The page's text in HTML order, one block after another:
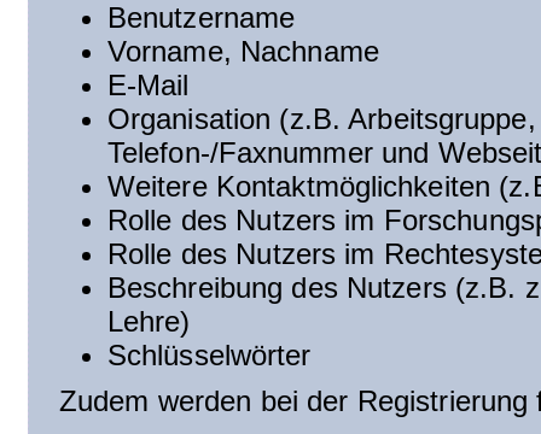
Benutzername
Vorname, Nachname
E-Mail
Organisation (z.B.
Telefon-/Faxnummer und
Weitere Kontaktmöglichkeiten
Rolle des Nutzers im
Rolle des Nutzers im
Beschreibung des Nutzers (z.B.
Lehre)
Schlüsselwörter
Zudem werden bei der